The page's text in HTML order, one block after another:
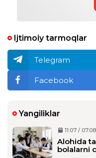
Ijtimoiy tarmoqlar
Telegram
Facebook
Yangiliklar
11:07 /
Alohida
bolalarni